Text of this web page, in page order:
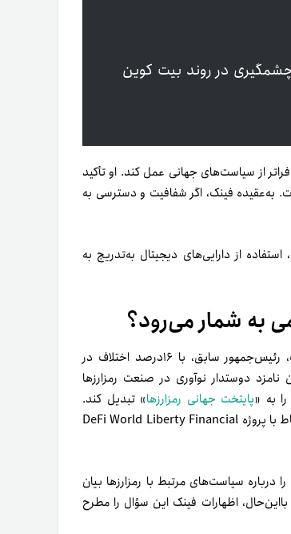
در روند بیت کوین
از سیاست‌های جهانی عمل کند. او تأکید
به‌عقیده فینک، اگر شفافیت و دسترسی به
از دارایی‌های دیجیتال به‌تدریج به
به شمار می‌رود؟
، اظهارات فینک در حالی منتشر شده است که دونالد ترامپ، رئیس‌جمهور سابق، با ۱۶درصد اختلاف در
نامزد دوستدار نوآوری در صنعت رمزارزها
به «پایتخت جهانی رمزارزها» تبدیل کند.
همچنین، ترامپ اخیراً اعلام کرده است که قصد دارد توکن اختصاصی خود را در ارتباط با پروژه DeFi World Liberty Financial
درباره سیاست‌های مرتبط با رمزارزها بیان
اظهارات فینک این سؤال را مطرح